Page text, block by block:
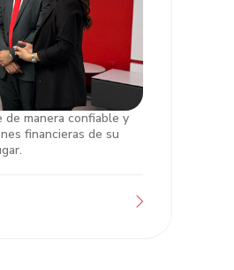
de manera confiable y
financieras de su